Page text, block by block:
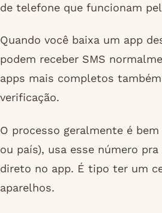
de telefone que funcionam
Quando você baixa um app
podem receber SMS
apps mais completos
verificação.
O processo geralmente é
ou país), usa esse número
direto no app. É tipo ter um
aparelhos.